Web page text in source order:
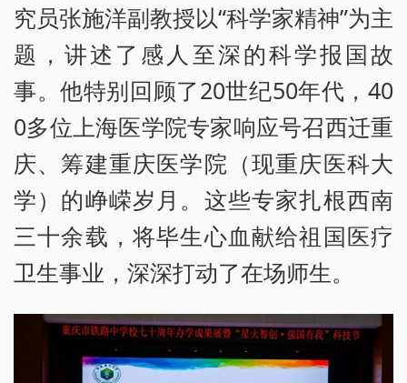
究员张施洋副教授以“科学家精神”为主
题，讲述了感人至深的科学报国故
事。他特别回顾了20世纪50年代，40
0多位上海医学院专家响应号召西迁重
庆、筹建重庆医学院（现重庆医科大
学）的峥嵘岁月。这些专家扎根西南
三十余载，将毕生心血献给祖国医疗
卫生事业，深深打动了在场师生。